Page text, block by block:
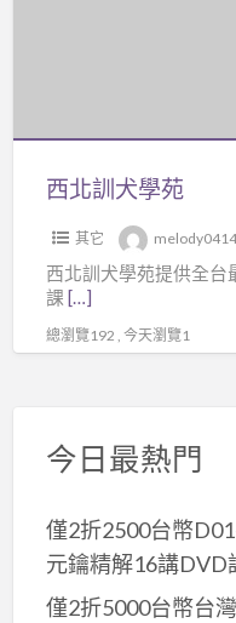
西北訓犬學苑
其它 melody0414
西北訓犬學苑提供全台
課 […]
總瀏覽192 , 今天瀏覽1
今日最熱門
僅2折2500台幣
元鑰精解16講DVD
僅2折5000台幣台